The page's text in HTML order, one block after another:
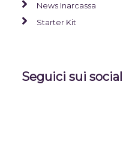
News Inarcassa
Starter Kit
Seguici sui social